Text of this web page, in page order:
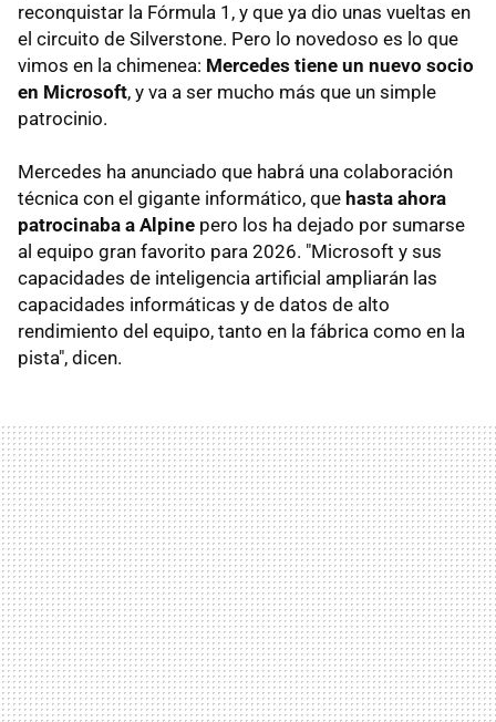
reconquistar la Fórmula 1, y que ya dio unas vueltas en
el circuito de Silverstone. Pero lo novedoso es lo que
vimos en la chimenea: Mercedes tiene un nuevo socio
en Microsoft, y va a ser mucho más que un simple
patrocinio.
Mercedes ha anunciado que habrá una colaboración
técnica con el gigante informático, que hasta ahora
patrocinaba a Alpine pero los ha dejado por sumarse
al equipo gran favorito para 2026. "Microsoft y sus
capacidades de inteligencia artificial ampliarán las
capacidades informáticas y de datos de alto
rendimiento del equipo, tanto en la fábrica como en la
pista", dicen.